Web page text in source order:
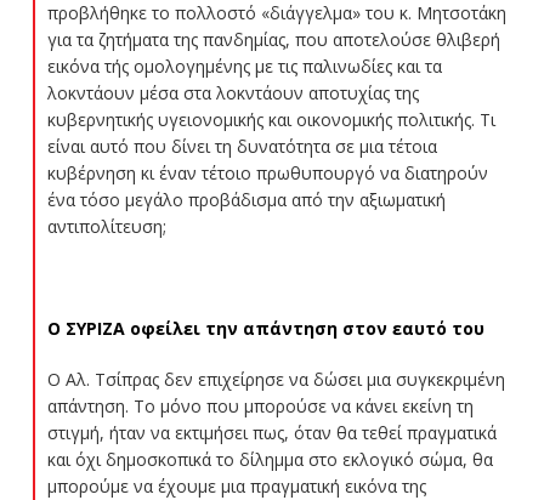
προβλήθηκε το πολλοστό «διάγγελμα» του κ. Μητσοτάκη
για τα ζητήματα της πανδημίας, που αποτελούσε θλιβερή
εικόνα τής ομολογημένης με τις παλινωδίες και τα
λοκντάουν μέσα στα λοκντάουν αποτυχίας της
κυβερνητικής υγειονομικής και οικονομικής πολιτικής. Τι
είναι αυτό που δίνει τη δυνατότητα σε μια τέτοια
κυβέρνηση κι έναν τέτοιο πρωθυπουργό να διατηρούν
ένα τόσο μεγάλο προβάδισμα από την αξιωματική
αντιπολίτευση;
Ο ΣΥΡΙΖΑ οφείλει την απάντηση στον εαυτό του
Ο Αλ. Τσίπρας δεν επιχείρησε να δώσει μια συγκεκριμένη
απάντηση. Το μόνο που μπορούσε να κάνει εκείνη τη
στιγμή, ήταν να εκτιμήσει πως, όταν θα τεθεί πραγματικά
και όχι δημοσκοπικά το δίλημμα στο εκλογικό σώμα, θα
μπορούμε να έχουμε μια πραγματική εικόνα της